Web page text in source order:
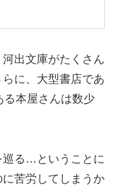
出文庫がたくさん
に、大型書店であ
る本屋さんは数少
る…ということに
苦労してしまうか